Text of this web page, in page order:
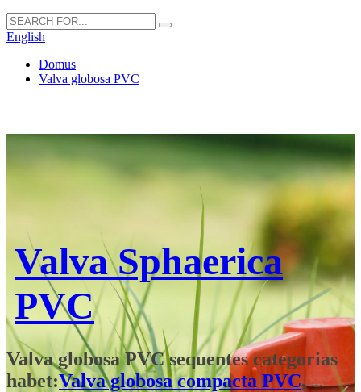
English
Domus
Valva globosa PVC
Valva Sphaerica
PVC
Valva globosa PVC sequentes categorias
habet:Valva globosa compacta PVC,